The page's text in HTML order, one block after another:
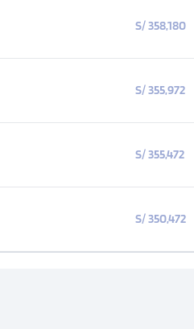
S/ 358,180
S/ 355,972
S/ 355,472
S/ 350,472